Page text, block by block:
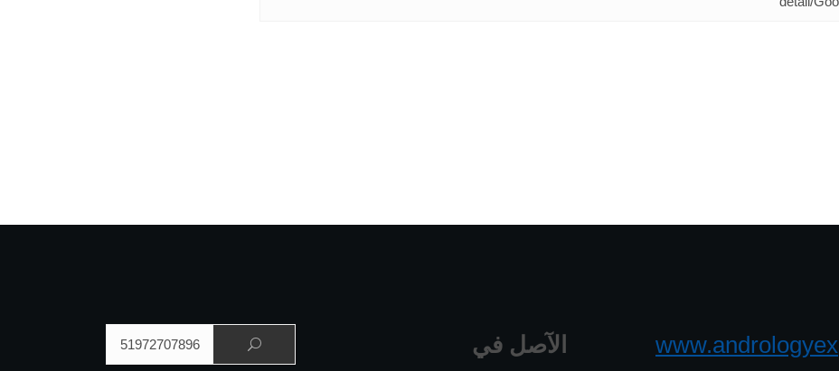
الآصل في
www.andrologyex